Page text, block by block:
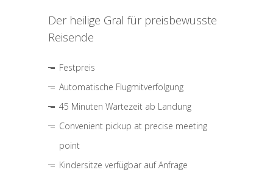
Der heilige Gral für preisbewusste
Reisende
Festpreis
Automatische Flugmitverfolgung
45 Minuten Wartezeit ab Landung
Convenient pickup at precise meeting
point
Kindersitze verfügbar auf Anfrage